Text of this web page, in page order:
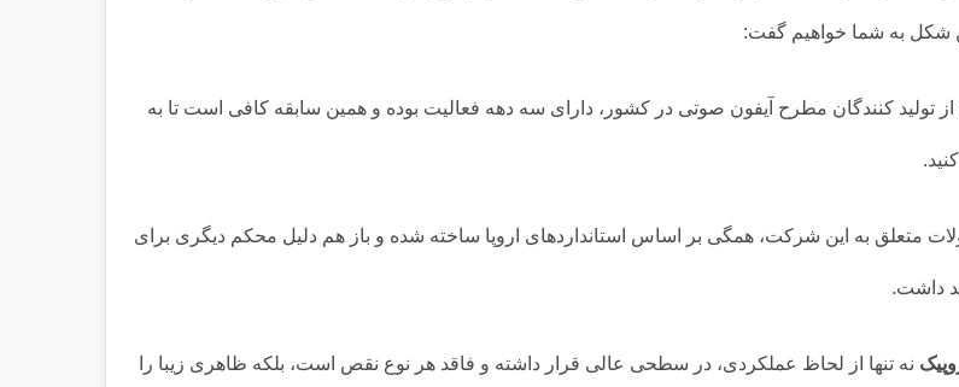
شکل به شما خواهیم گفت:
از تولید کنندگان مطرح آیفون صوتی در کشور، دارای سه دهه فعالیت بوده و همین سابقه کافی است تا به
متعلق به این شرکت، همگی بر اساس استانداردهای اروپا ساخته شده و باز هم دلیل محکم دیگری برای
داشت.
نه تنها از لحاظ عملکردی، در سطحی عالی قرار داشته و فاقد هر نوع نقص است، بلکه ظاهری زیبا را